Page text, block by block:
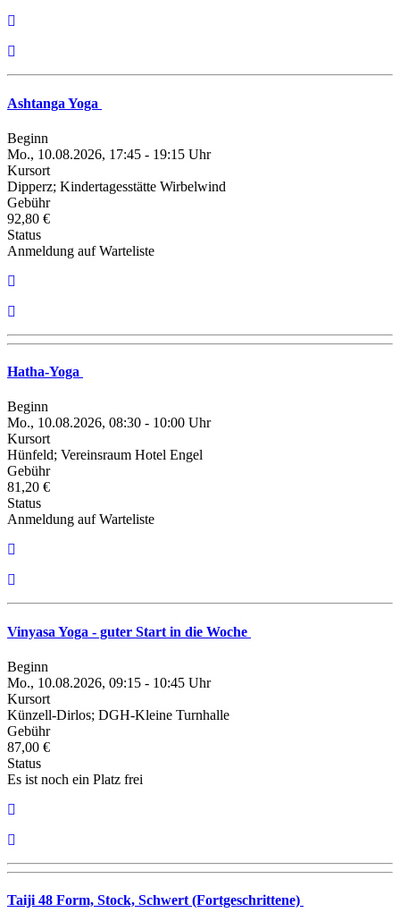
Ashtanga Yoga
Beginn
Mo., 10.08.2026, 17:45 - 19:15 Uhr
Kursort
Dipperz; Kindertagesstätte Wirbelwind
Gebühr
92,80 €
Status
Anmeldung auf Warteliste
Hatha-Yoga
Beginn
Mo., 10.08.2026, 08:30 - 10:00 Uhr
Kursort
Hünfeld; Vereinsraum Hotel Engel
Gebühr
81,20 €
Status
Anmeldung auf Warteliste
Vinyasa Yoga - guter Start in die Woche
Beginn
Mo., 10.08.2026, 09:15 - 10:45 Uhr
Kursort
Künzell-Dirlos; DGH-Kleine Turnhalle
Gebühr
87,00 €
Status
Es ist noch ein Platz frei
Taiji 48 Form, Stock, Schwert (Fortgeschrittene)